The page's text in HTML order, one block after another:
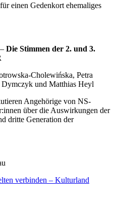
einen Gedenkort ehemaliges
– Die Stimmen der 2. und 3.
Cholewińska, Petra
und Matthias Heyl
Angehörige von NS-
über die Auswirkungen der
dritte Generation der
verbinden – Kulturland